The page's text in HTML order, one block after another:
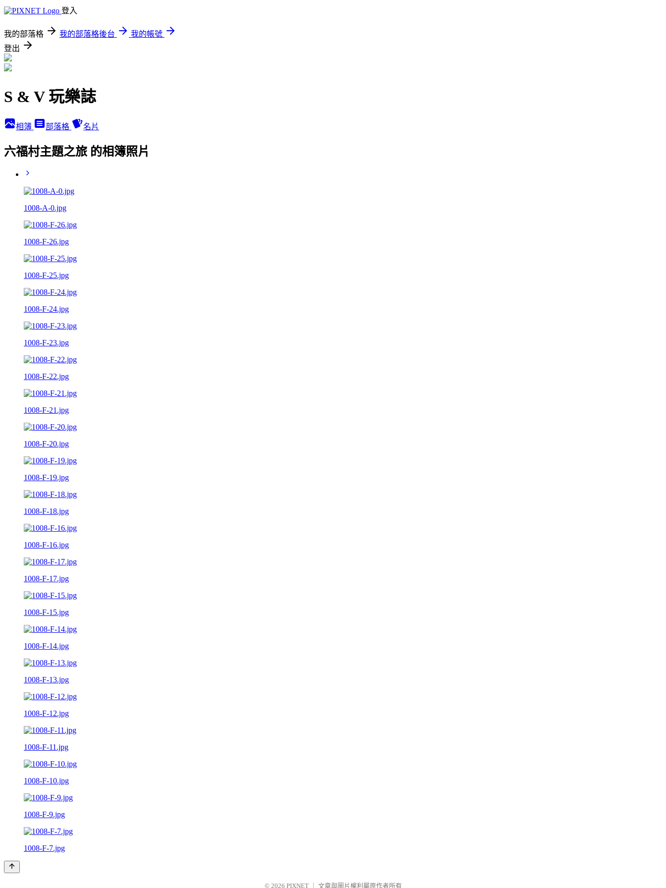
登入
我的部落格 我的部落格後台
我的帳號
登出
S & V 玩樂誌
相簿 部落格 名片
六福村主題之旅 的相簿照片
1008-A-0.jpg
1008-F-26.jpg
1008-F-25.jpg
1008-F-24.jpg
1008-F-23.jpg
1008-F-22.jpg
1008-F-21.jpg
1008-F-20.jpg
1008-F-19.jpg
1008-F-18.jpg
1008-F-16.jpg
1008-F-17.jpg
1008-F-15.jpg
1008-F-14.jpg
1008-F-13.jpg
1008-F-12.jpg
1008-F-11.jpg
1008-F-10.jpg
1008-F-9.jpg
1008-F-7.jpg
© 2026 PIXNET 文章與圖片權利屬原作者所有